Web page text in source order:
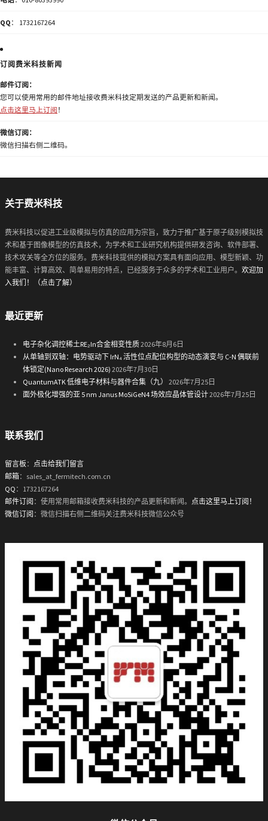
QQ ： 1732167264
订阅费米科技新闻
邮件订阅：
您可以使用常用的邮件地址接收费米科技定期发送的产品更新和新闻。
点击这里马上订阅 ！
微信订阅：
微信扫描右侧二维码。
关于费米科技
费米科技以促进工业级模拟与仿真的应用为宗旨，致力于推广基于原子级别模拟技
术和基于图像模型的仿真技术，为学术和工业研究机构提供研发咨询、软件部署、
技术攻关等全方位的服务。费米科技提供的模拟方案具有面向应用、模型新颖、功
能丰富、计算高效、简单易用的特点，已经服务于众多的学术和工业用户。 欢迎加
入我们！（点击了解）
最近更新
电子杂化调控稀土RE₂In合金相变性质2026年8月6日
从单轴到双轴：电势驱动下 IrN₄ 活性位点配位构型的动态演变与 C-N 偶联前
体锁定(Nano Research 2026) 2026年7月30日
QuantumATK 低维电子材料与器件合集（九）
2026年7月25日
面外极化增强的亚 5 nm Janus MoSiGeN4 场效应晶体管设计2026年7月25日
联系我们
留言板 ： 点击给我们留言
邮箱：sales_at_fermitech.com.cn
QQ ：1732167264
邮件订阅 ：使用常用邮箱接收费米科技的产品更新和新闻。 点击这里马上订阅！
微信订阅 ：微信扫描右侧二维码关注费米科技微信公众号